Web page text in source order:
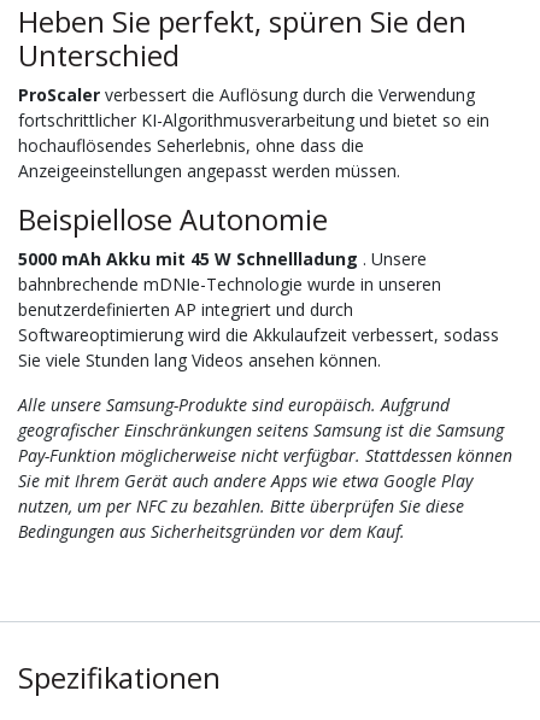
Heben Sie perfekt, spüren Sie den
Unterschied
ProScaler verbessert die Auflösung durch die Verwendung
fortschrittlicher KI-Algorithmusverarbeitung und bietet so ein
hochauflösendes Seherlebnis, ohne dass die
Anzeigeeinstellungen angepasst werden müssen.
Beispiellose Autonomie
5000 mAh Akku mit 45 W Schnellladung . Unsere
bahnbrechende mDNIe-Technologie wurde in unseren
benutzerdefinierten AP integriert und durch
Softwareoptimierung wird die Akkulaufzeit verbessert, sodass
Sie viele Stunden lang Videos ansehen können.
Alle unsere Samsung-Produkte sind europäisch. Aufgrund
geografischer Einschränkungen seitens Samsung ist die Samsung
Pay-Funktion möglicherweise nicht verfügbar. Stattdessen können
Sie mit Ihrem Gerät auch andere Apps wie etwa Google Play
nutzen, um per NFC zu bezahlen. Bitte überprüfen Sie diese
Bedingungen aus Sicherheitsgründen vor dem Kauf.
Spezifikationen